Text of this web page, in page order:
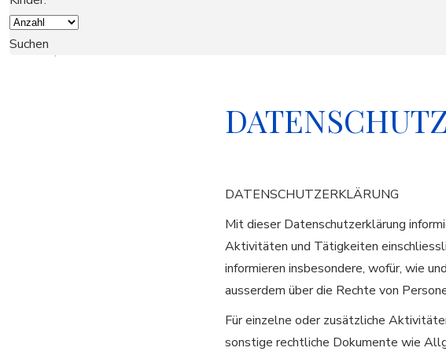
Suchen
SAISONVERMIETUNGEN
HOME
DATENSCHUTZERKLÄRUNG
Mit dieser Datenschutzerklärung
Aktivitäten und Tätigkeiten
informieren insbesondere, wofür, wie
ausserdem über die Rechte von
Für einzelne oder zusätzliche
sonstige rechtliche Dokumente wie